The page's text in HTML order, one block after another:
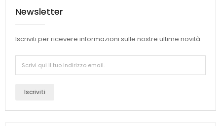
Newsletter
Iscriviti per ricevere informazioni sulle nostre ultime novità.
Iscriviti